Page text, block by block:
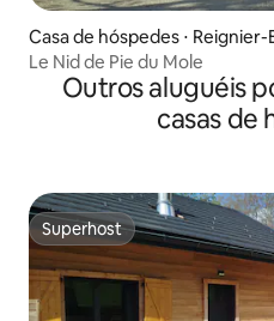
Casa de hóspedes ⋅ Reignier-
Le Nid de Pie du Mole
Outros aluguéis
casas de
Superhost
Superhost